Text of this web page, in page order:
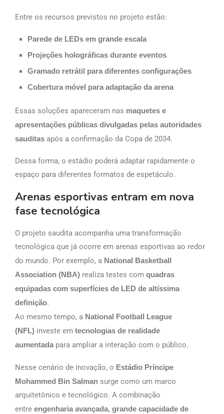
Entre os recursos previstos no projeto estão:
Parede de LEDs em grande escala
Projeções holográficas durante eventos
Gramado retrátil para diferentes configurações
Cobertura móvel para adaptação da arena
Essas soluções apareceram nas maquetes e
apresentações públicas divulgadas pelas autoridades
sauditas após a confirmação da Copa de 2034.
Dessa forma, o estádio poderá adaptar rapidamente o
espaço para diferentes formatos de espetáculo.
Arenas esportivas entram em nova
fase tecnológica
O projeto saudita acompanha uma transformação
tecnológica que já ocorre em arenas esportivas ao redor
do mundo. Por exemplo, a National Basketball
Association (NBA) realiza testes com quadras
equipadas com superfícies de LED de altíssima
definição.
Ao mesmo tempo, a National Football League
(NFL) investe em tecnologias de realidade
aumentada para ampliar a interação com o público.
Nesse cenário de inovação, o Estádio Príncipe
Mohammed Bin Salman surge como um marco
arquitetônico e tecnológico. A combinação
entre engenharia avançada, grande capacidade de